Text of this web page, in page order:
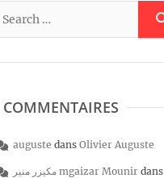
COMMENTAIRES
auguste dans Olivier Auguste
مكيزر منير mgaizar Mounir dans